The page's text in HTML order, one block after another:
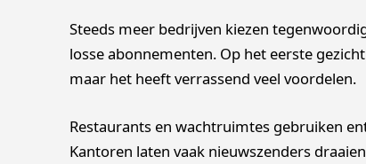
Steeds meer bedrijven kiezen
losse abonnementen. Op het eerste
maar het heeft verrassend veel voordelen.
Restaurants en wachtruimtes gebruiken
Kantoren laten vaak nieuwszenders